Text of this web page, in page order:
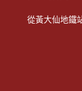
從黃大仙地鐵